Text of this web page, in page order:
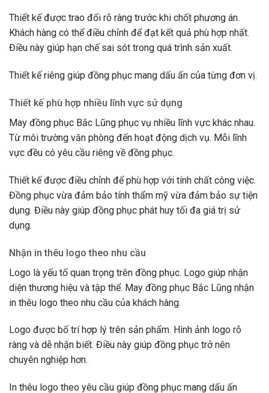
Thiết kế được trao đổi rõ ràng trước khi chốt phương án.
Khách hàng có thể điều chỉnh để đạt kết quả phù hợp nhất.
Điều này giúp hạn chế sai sót trong quá trình sản xuất.
Thiết kế riêng giúp đồng phục mang dấu ấn của từng đơn vị.
Thiết kế phù hợp nhiều lĩnh vực sử dụng
May đồng phục Bắc Lũng phục vụ nhiều lĩnh vực khác nhau.
Từ môi trường văn phòng đến hoạt động dịch vụ. Mỗi lĩnh
vực đều có yêu cầu riêng về đồng phục.
Thiết kế được điều chỉnh để phù hợp với tính chất công việc.
Đồng phục vừa đảm bảo tính thẩm mỹ vừa đảm bảo sự tiện
dụng. Điều này giúp đồng phục phát huy tối đa giá trị sử
dụng.
Nhận in thêu logo theo nhu cầu
Logo là yếu tố quan trọng trên đồng phục. Logo giúp nhận
diện thương hiệu và tập thể. May đồng phục Bắc Lũng nhận
in thêu logo theo nhu cầu của khách hàng.
Logo được bố trí hợp lý trên sản phẩm. Hình ảnh logo rõ
ràng và dễ nhận biết. Điều này giúp đồng phục trở nên
chuyên nghiệp hơn.
In thêu logo theo yêu cầu giúp đồng phục mang dấu ấn